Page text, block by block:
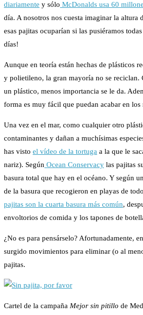
diariamente y sólo McDonalds usa 60
día. A nosotros nos cuesta imaginar la altura
esas pajitas ocuparían si las pusiéramos
días!
Aunque en teoría están hechas de plásticos
y polietileno, la gran mayoría no se reciclan.
un plástico, menos importancia se le da.
forma es muy fácil que puedan acabar en los
Una vez en el mar, como cualquier otro
contaminantes y dañan a muchísimas
has visto el vídeo de la tortuga a la que le
nariz). Según Ocean Conservacy las pajitas
basura total que hay en el océano. Y según
de la basura que recogieron en playas de
pajitas son la cuarta basura más común,
envoltorios de comida y los tapones de
¿No es para pensárselo? Afortunadamente,
surgido movimientos para eliminar (o al
pajitas.
Cartel de la campaña Mejor sin pitillo de